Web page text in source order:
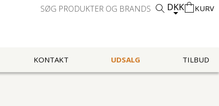
DKK KURV
KONTAKT UDSALG TILBUD